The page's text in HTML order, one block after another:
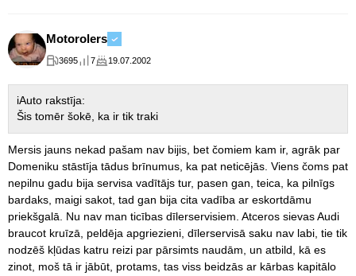
Motorolers
3695 7 19.07.2002
iAuto rakstīja:
Šis tomēr šokē, ka ir tik traki
Mersis jauns nekad pašam nav bijis, bet čomiem kam ir, agrāk par
Domeniku stāstīja tādus brīnumus, ka pat neticējās. Viens čoms pat
nepilnu gadu bija servisa vadītājs tur, pasen gan, teica, ka pilnīgs
bardaks, maigi sakot, tad gan bija cita vadība ar eskortdāmu
priekšgalā. Nu nav man ticības dīlerservisiem. Atceros sievas Audi
braucot kruīzā, peldēja apgriezieni, dīlerservisā saku nav labi, tie tik
nodzēš kļūdas katru reizi par pārsimts naudām, un atbild, kā es
zinot, moš tā ir jābūt, protams, tas viss beidzās ar kārbas kapitālo